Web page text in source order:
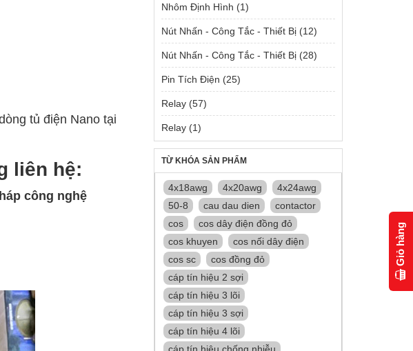
tủ điện Nano tại
liên hệ:
công nghệ
Nhôm Định Hình (1)
Nút Nhấn - Công Tắc - Thiết Bị (12)
Nút Nhấn - Công Tắc - Thiết Bị (28)
Pin Tích Điện (25)
Relay (57)
Relay (1)
TỪ KHÓA SẢN PHẨM
4x18awg 4x20awg
4x24awg
50-8
cau dau dien
contactor
cos
cos dây điện đồng đỏ
cos khuyen
cos nối dây điện
cos sc
cos đồng đỏ
cáp tín hiệu 2 sợi
cáp tín hiệu 3 lõi
cáp tín hiệu 3 sợi
cáp tín hiệu 4 lõi
Giỏ hàng